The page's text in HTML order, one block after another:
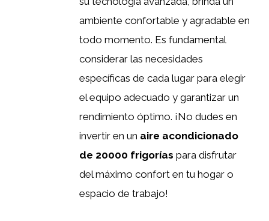
ambiente confortable y agradable en
todo momento. Es fundamental
considerar las necesidades
específicas de cada lugar para elegir
el equipo adecuado y garantizar un
rendimiento óptimo. ¡No dudes en
invertir en un aire acondicionado
de 20000 frigorías para disfrutar
del máximo confort en tu hogar o
espacio de trabajo!